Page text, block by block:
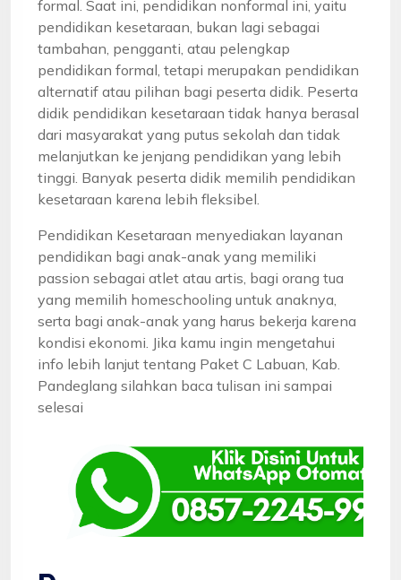
formal. Saat ini, pendidikan nonformal ini, yaitu
pendidikan kesetaraan, bukan lagi sebagai
tambahan, pengganti, atau pelengkap
pendidikan formal, tetapi merupakan pendidikan
alternatif atau pilihan bagi peserta didik. Peserta
didik pendidikan kesetaraan tidak hanya berasal
dari masyarakat yang putus sekolah dan tidak
melanjutkan ke jenjang pendidikan yang lebih
tinggi. Banyak peserta didik memilih pendidikan
kesetaraan karena lebih fleksibel.
Pendidikan Kesetaraan menyediakan layanan
pendidikan bagi anak-anak yang memiliki
passion sebagai atlet atau artis, bagi orang tua
yang memilih homeschooling untuk anaknya,
serta bagi anak-anak yang harus bekerja karena
kondisi ekonomi. Jika kamu ingin mengetahui
info lebih lanjut tentang Paket C Labuan, Kab.
Pandeglang silahkan baca tulisan ini sampai
selesai